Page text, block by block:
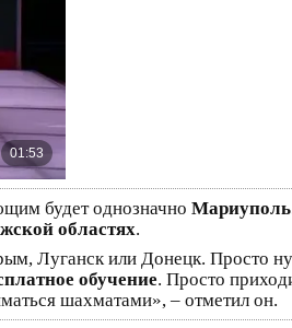
будет однозначно Мариуполь
областях.
Луганск или Донецк. Просто
обучение. Просто
шахматами», – отметил он.